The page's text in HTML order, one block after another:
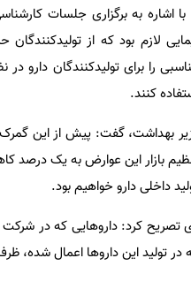
با اشاره به برگزاری جلسات
لازم بود که از
را برای تولیدکنندگان دارو در
کنند.
بازار این عوارض به یک درصد
داخلی دارو خواهیم بود.
تصریح کرد: داروهایی که در شرکت
در تولید این داروها اعمال شده،